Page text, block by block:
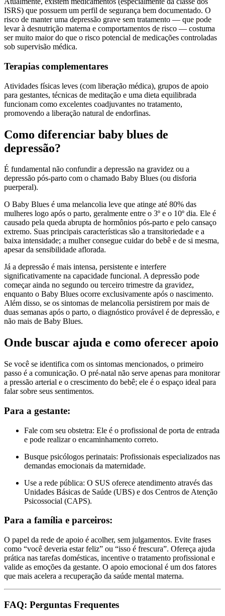
ISRS) que possuem um perfil de segurança bem documentado. O
risco de manter uma depressão grave sem tratamento — que pode
levar à desnutrição materna e comportamentos de risco — costuma
ser muito maior do que o risco potencial de medicações controladas
sob supervisão médica.
Terapias complementares
Atividades físicas leves (com liberação médica), grupos de apoio
para gestantes, técnicas de meditação e uma dieta equilibrada
funcionam como excelentes coadjuvantes no tratamento,
promovendo a liberação natural de endorfinas.
Como diferenciar baby blues de
depressão?
É fundamental não confundir a depressão na gravidez ou a
depressão pós-parto com o chamado Baby Blues (ou disforia
puerperal).
O Baby Blues é uma melancolia leve que atinge até 80% das
mulheres logo após o parto, geralmente entre o 3º e o 10º dia. Ele é
causado pela queda abrupta de hormônios pós-parto e pelo cansaço
extremo. Suas principais características são a transitoriedade e a
baixa intensidade; a mulher consegue cuidar do bebê e de si mesma,
apesar da sensibilidade aflorada.
Já a depressão é mais intensa, persistente e interfere
significativamente na capacidade funcional. A depressão pode
começar ainda no segundo ou terceiro trimestre da gravidez,
enquanto o Baby Blues ocorre exclusivamente após o nascimento.
Além disso, se os sintomas de melancolia persistirem por mais de
duas semanas após o parto, o diagnóstico provável é de depressão, e
não mais de Baby Blues.
Onde buscar ajuda e como oferecer apoio
Se você se identifica com os sintomas mencionados, o primeiro
passo é a comunicação. O pré-natal não serve apenas para monitorar
a pressão arterial e o crescimento do bebê; ele é o espaço ideal para
falar sobre seus sentimentos.
Para a gestante:
Fale com seu obstetra: Ele é o profissional de porta de entrada
e pode realizar o encaminhamento correto.
Busque psicólogos perinatais: Profissionais especializados nas
demandas emocionais da maternidade.
Use a rede pública: O SUS oferece atendimento através das
Unidades Básicas de Saúde (UBS) e dos Centros de Atenção
Psicossocial (CAPS).
Para a família e parceiros:
O papel da rede de apoio é acolher, sem julgamentos. Evite frases
como “você deveria estar feliz” ou “isso é frescura”. Ofereça ajuda
prática nas tarefas domésticas, incentive o tratamento profissional e
valide as emoções da gestante. O apoio emocional é um dos fatores
que mais acelera a recuperação da saúde mental materna.
FAQ: Perguntas Frequentes